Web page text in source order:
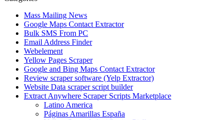
Mass Mailing News
Google Maps Contact Extractor
Bulk SMS From PC
Email Address Finder
Webelement
Yellow Pages Scraper
Google and Bing Maps Contact Extractor
Review scraper software (Yelp Extractor)
Website Data scraper script builder
Extract Anywhere Scraper Scripts Marketplace
Latino America
Páginas Amarillas España